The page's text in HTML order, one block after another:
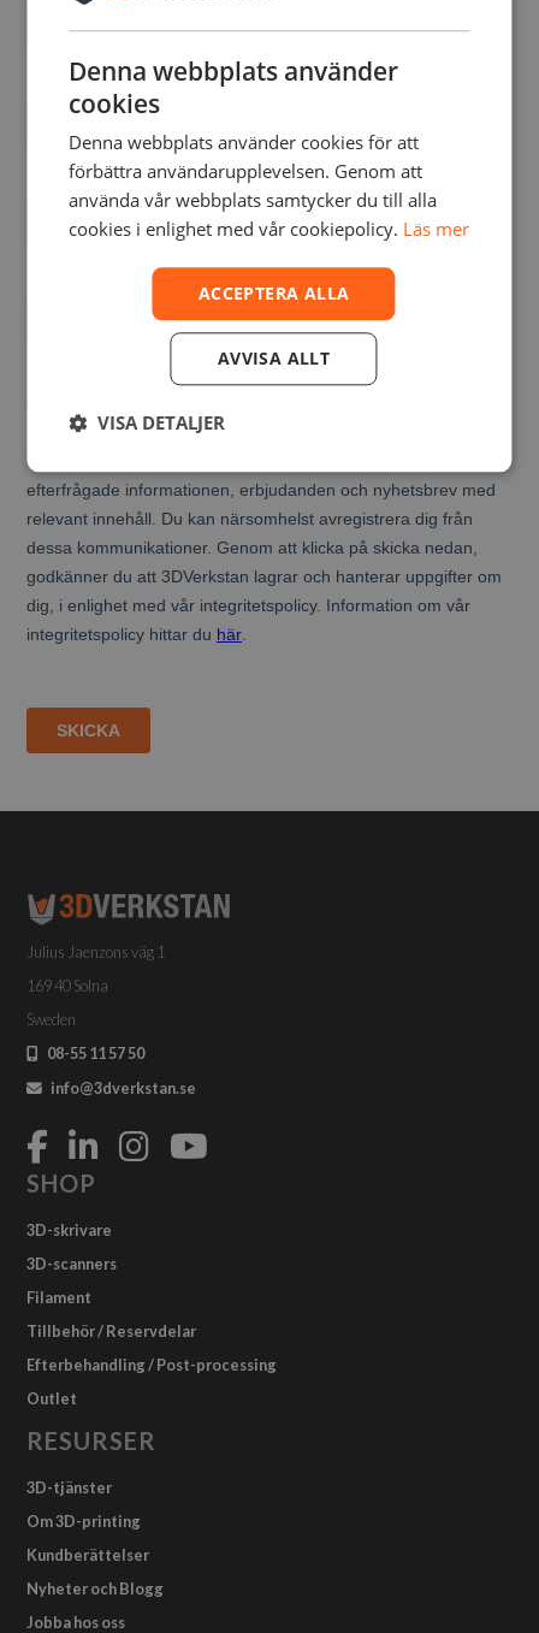
Julius Jaenzons väg 1
169 40 Solna
Sweden
08-55 11 57 50
info@3dverkstan.se
SHOP
3D-skrivare
3D-scanners
Filament
Tillbehör / Reservdelar
Efterbehandling / Post-processing
Outlet
RESURSER
3D-tjänster
Om 3D-printing
Kundberättelser
Nyheter och Blogg
Jobba hos oss
Denna webbplats använder
cookies
Denna webbplats använder cookies för att
förbättra användarupplevelsen. Genom att
använda vår webbplats samtycker du till alla
cookies i enlighet med vår cookiepolicy. Läs mer
ACCEPTERA ALLA
AVVISA ALLT
VISA DETALJER